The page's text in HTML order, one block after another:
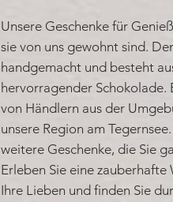
Unsere Geschenke für
sie von uns gewohnt sind.
handgemacht und besteht
hervorragender Schokolade.
von Händlern aus der
unsere Region am
weitere Geschenke, die Sie
Erleben Sie eine zauberhafte
Ihre Lieben und finden Sie